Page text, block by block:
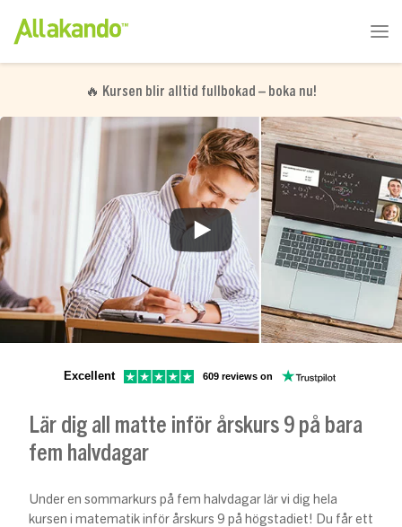
🔥 Kursen blir alltid fullbokad – boka nu!
Excellent 609 reviews on
Lär dig all matte inför årskurs 9 på bara
fem halvdagar
Under en sommarkurs på fem halvdagar lär vi dig hela
kursen i matematik inför årskurs 9 på högstadiet! Du får ett